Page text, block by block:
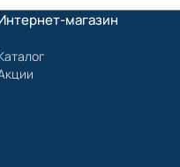
магазин